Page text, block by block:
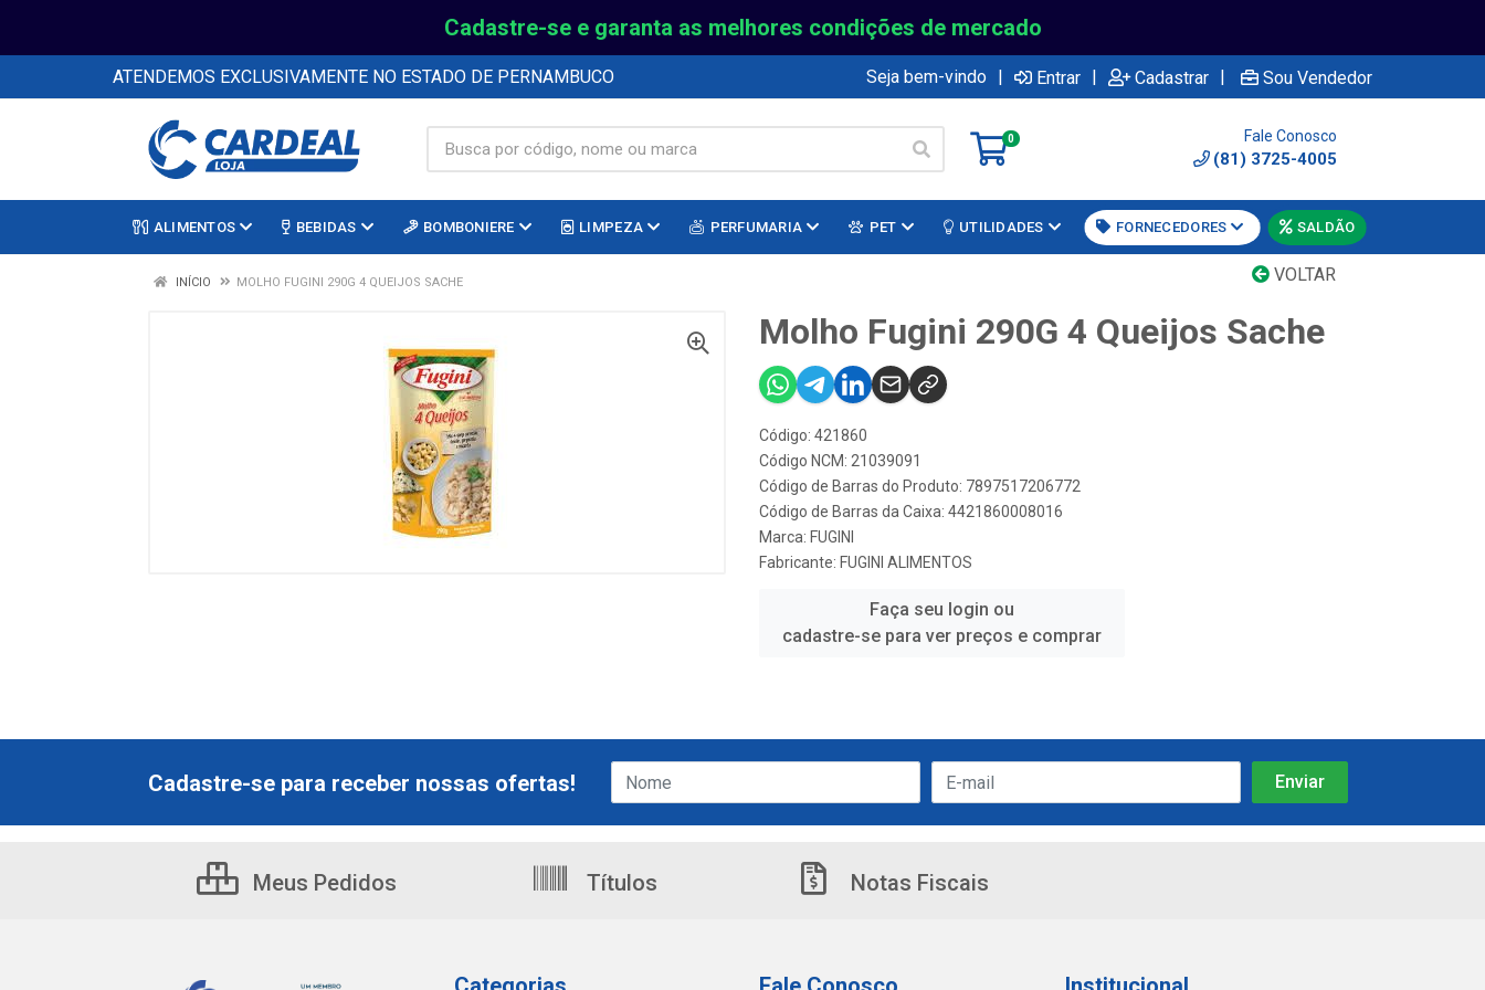
Cadastre-se e garanta as melhores condições de mercado
ATENDEMOS EXCLUSIVAMENTE NO ESTADO DE PERNAMBUCO Seja bem-vindo | Entrar | Cadastrar | Sou Vendedor
0 Fale Conosco
(81) 3725-4005
ALIMENTOS BEBIDAS BOMBONIERE LIMPEZA PERFUMARIA PET UTILIDADES FORNECEDORES SALDÃO
VOLTAR
INÍCIO MOLHO FUGINI 290G 4 QUEIJOS SACHE
Molho Fugini 290G 4 Queijos Sache
Código: 421860
Código NCM: 21039091
Código de Barras do Produto: 7897517206772
Código de Barras da Caixa: 4421860008016
Marca: FUGINI
Fabricante: FUGINI ALIMENTOS
Faça seu login ou
cadastre-se para ver preços e comprar
Cadastre-se para receber nossas ofertas!
Meus Pedidos Títulos Notas Fiscais